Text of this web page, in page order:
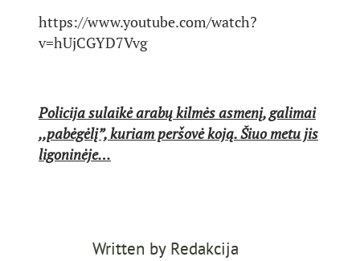
https://www.youtube.com/watch?
v=hUjCGYD7Vvg
Policija sulaikė arabų kilmės asmenį, galimai
,,pabėgėlį”, kuriam peršovė koją. Šiuo metu jis
ligoninėje…
Written by Redakcija